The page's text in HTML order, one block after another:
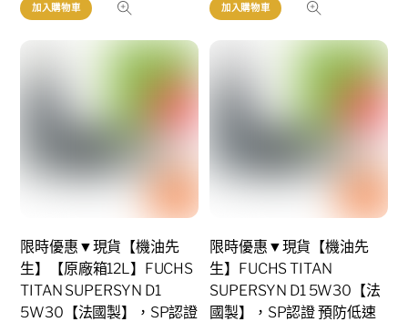
加入購物車 加入購物車
限時優惠▼現貨【機油先
生】【原廠箱12L】FUCHS
TITAN SUPERSYN D1
5W30【法國製】，SP認證
限時優惠▼現貨【機油先
生】FUCHS TITAN
SUPERSYN D1 5W30【法
國製】，SP認證 預防低速